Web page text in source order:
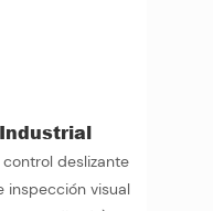
deslizante
inspección visual